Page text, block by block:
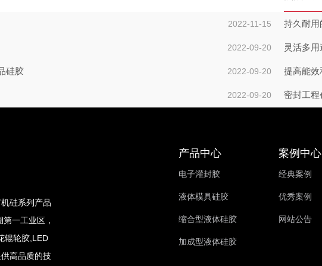
2022-11-15
2022-09-20
硅胶 2022-09-20
2022-09-20
硅系列产品
一工业区，
辊轮胶,LED
高品质的技
产品中心
电子灌封胶
液体模具硅胶
缩合型液体硅胶
加成型液体硅胶
案例中心
经典案例
优秀案例
网站公告